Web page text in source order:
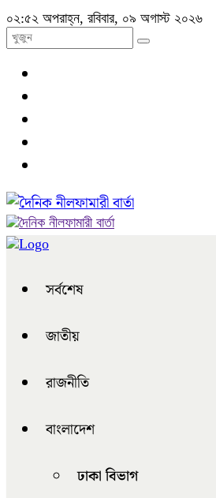
০২:৫২ অপরাহ্ন, রবিবার, ০৯ অগাস্ট ২০২৬
সর্বশেষ
জাতীয়
রাজনীতি
বাংলাদেশ
ঢাকা বিভাগ